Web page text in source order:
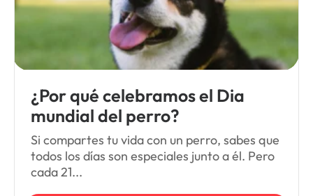
¿Por qué celebramos el Dia
mundial del perro?
Si compartes tu vida con un perro, sabes que
todos los días son especiales junto a él. Pero
cada 21...